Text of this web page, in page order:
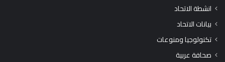
انشطة الاتحاد
بيانات الاتحاد
تكنولوجيا ومنوعات
صحافة عربية